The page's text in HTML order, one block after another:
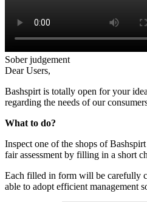
Sober judgement
Dear Users,
Bashspirt is totally open for your
regarding the needs of our
What to do?
Inspect one of the shops of
fair assessment by filling in a short
Each filled in form will be carefully
able to adopt efficient management